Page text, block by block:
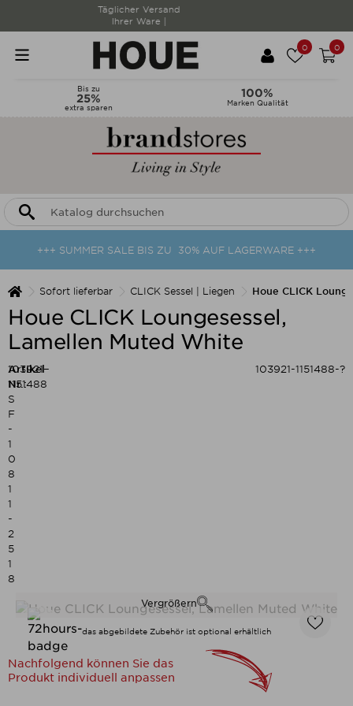
Lieferzeiten werden
täglich aktualisiert |
0 0
Bis zu
25%
extra sparen
100%
Marken Qualität
+++ SUMMER SALE BIS ZU 30% AUF LAGERWARE +++
Sofort lieferbar CLICK Sessel | Liegen Houe CLICK
Houe CLICK Loungesessel,
Lamellen Muted White
Artikel-
Nr.:
S
F
-
1
0
8
1
1
-
2
5
1
8
103921-
1151488
103921-1151488-?
Vergrößern
das abgebildete Zubehör ist optional erhältlich
Nachfolgend können Sie das
Produkt individuell anpassen